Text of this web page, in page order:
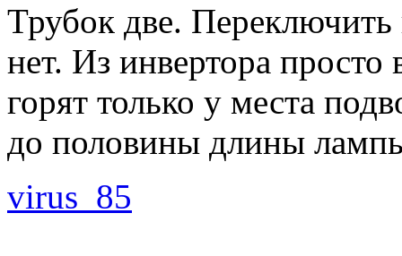
Трубок две. Переключить
нет. Из инвертора
горят только у места
до половины длины
virus_85